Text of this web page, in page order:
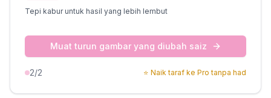
Tepi kabur untuk hasil yang lebih lembut
Muat turun gambar yang diubah saiz
2/2 ⭐ Naik taraf ke Pro tanpa had